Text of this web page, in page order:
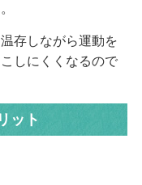
存しながら運動を
しにくくなるので
ット